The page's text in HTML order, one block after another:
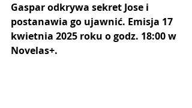
Gaspar odkrywa sekret Jose i
postanawia go ujawnić. Emisja 17
kwietnia 2025 roku o godz. 18:00 w
Novelas+.